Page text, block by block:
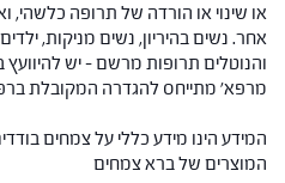
או שינוי או הורדה של תרופה כלשהי,
אחר. נשים בהיריון, נשים מניקות,
והנוטלים תרופות מרשם – יש
מרפא' מתייחס להגדרה המקובלת
המידע הינו מידע כללי על צמחים
המוצרים של ברא צמחים